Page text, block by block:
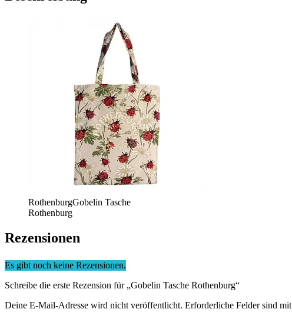
RothenburgGobelin Tasche
Rothenburg
Rezensionen
Es gibt noch keine Rezensionen.
Schreibe die erste Rezension für „Gobelin Tasche Rothenburg“
Deine E-Mail-Adresse wird nicht veröffentlicht. Erforderliche Felder sind mit